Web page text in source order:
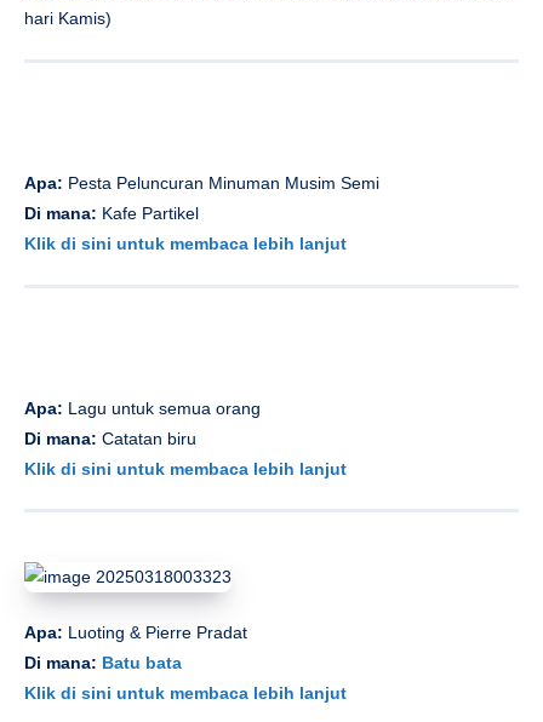
hari Kamis)
Apa: Pesta Peluncuran Minuman Musim Semi
Di mana: Kafe Partikel
Klik di sini untuk membaca lebih lanjut
Apa: Lagu untuk semua orang
Di mana: Catatan biru
Klik di sini untuk membaca lebih lanjut
Apa: Luoting & Pierre Pradat
Di mana: Batu bata
Klik di sini untuk membaca lebih lanjut